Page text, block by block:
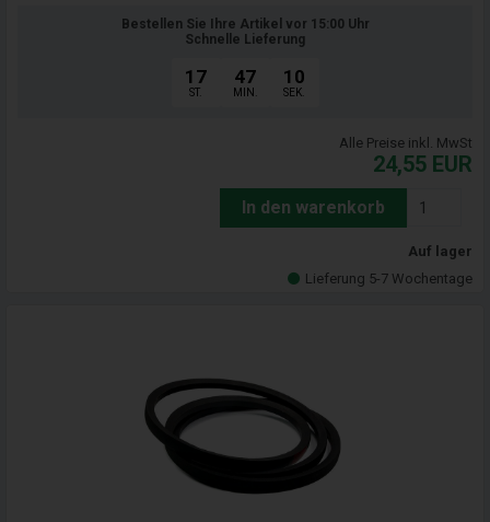
Bestellen Sie Ihre Artikel vor 15:00 Uhr
Schnelle Lieferung
17
ST.
47
MIN.
09
SEK.
Alle Preise inkl. MwSt
24,55 EUR
In den warenkorb
Auf lager
Lieferung 5-7 Wochentage